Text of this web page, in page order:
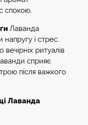
спокою.
Лаванда
напругу і стрес.
ритуалів
сприяє
після важкого
Лаванда